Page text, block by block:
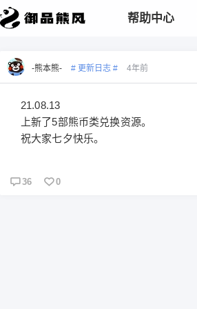
帮助中心
-熊本熊- # 更新日志 # 4年前
21.08.13
上新了5部熊币类兑换资源。
祝大家七夕快乐。
36 0